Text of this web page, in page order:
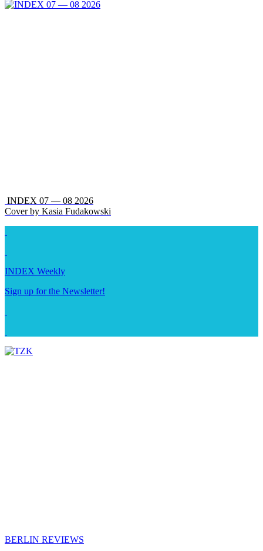
INDEX 07 — 08 2026
Cover by Kasia Fudakowski
INDEX Weekly
Sign up for the Newsletter!
BERLIN REVIEWS